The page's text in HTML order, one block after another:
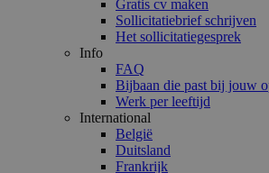
Gratis cv maken
Sollicitatiebrief schrijven
Het sollicitatiegesprek
Info
FAQ
Bijbaan die past bij jouw
Werk per leeftijd
International
België
Duitsland
Frankrijk